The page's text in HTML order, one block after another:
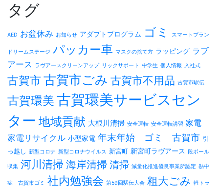
タグ
AED お盆休み お知らせ アダプトプログラム ゴミ スマートプラン
ドリームステージ パッカー車 マスクの捨て方 ラッピング ラブ
アース
ラヴアースクリーンアップ リックサポート 中学生 個人情報 入社式
古賀市 古賀市ごみ 古賀市不用品 古賀市駅伝
古賀環美 古賀環美サービスセン
ター 地域貢献 大根川清掃 安全運転 安全運転講習 家電
家電リサイクル 小型家電 年末年始 ゴミ 古賀市 引
っ越し 新型コロナ 新型コロナウイルス 新宮町 新宮町ラヴアース 段ボール
収集 河川清掃 海岸清掃 清掃 減量化推進優良事業所認定 熱中
症 古賀市ゴミ 社内勉強会 第59回駅伝大会 粗大ごみ 軽トラ